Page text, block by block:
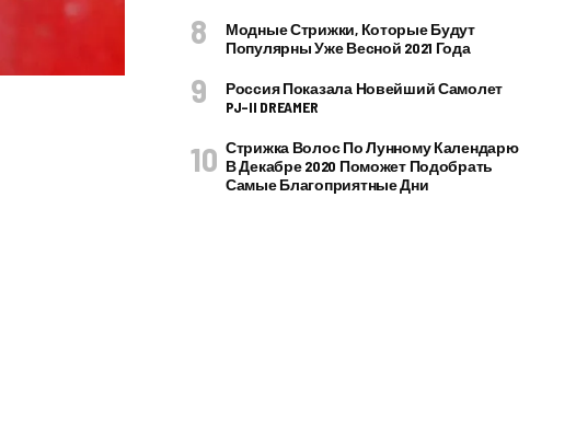
Модные Стрижки, Которые Будут
Популярны Уже Весной 2021 Года
Россия Показала Новейший Самолет
PJ–II DREAMER
Стрижка Волос По Лунному Календарю
В Декабре 2020 Поможет Подобрать
Самые Благоприятные Дни